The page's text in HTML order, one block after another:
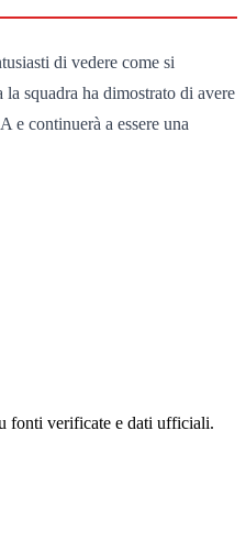
di vedere come si
squadra ha dimostrato di avere
e continuerà a essere una
fonti verificate e dati ufficiali.